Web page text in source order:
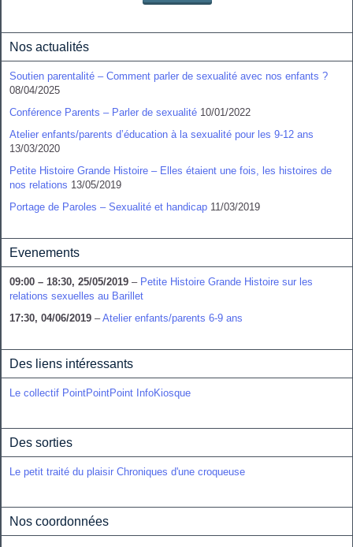
Nos actualités
Soutien parentalité – Comment parler de sexualité avec nos enfants ?
08/04/2025
Conférence Parents – Parler de sexualité 10/01/2022
Atelier enfants/parents d’éducation à la sexualité pour les 9-12 ans
13/03/2020
Petite Histoire Grande Histoire – Elles étaient une fois, les histoires de
nos relations 13/05/2019
Portage de Paroles – Sexualité et handicap 11/03/2019
Evenements
09:00 – 18:30, 25/05/2019 – Petite Histoire Grande Histoire sur les
relations sexuelles au Barillet
17:30, 04/06/2019 –Atelier enfants/parents 6-9 ans
Des liens intéressants
Le collectif PointPointPoint InfoKiosque
Des sorties
Le petit traité du plaisir Chroniques d'une croqueuse
Nos coordonnées